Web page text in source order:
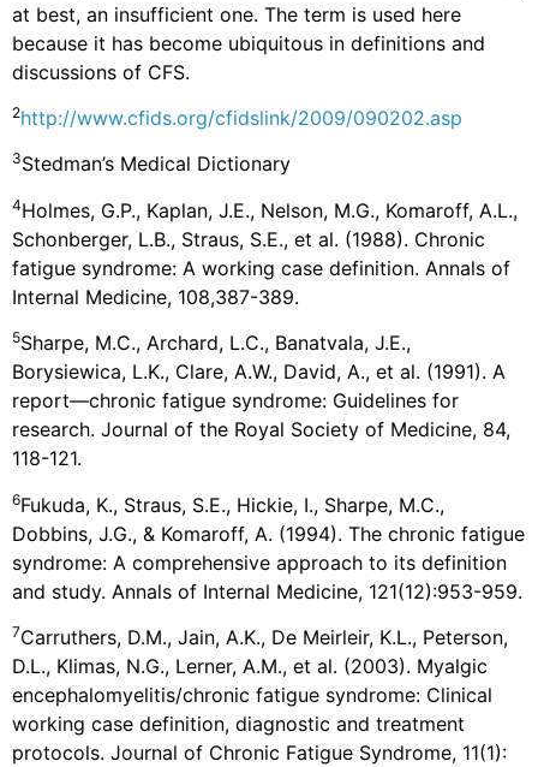
at best, an insufficient one. The term is used here
because it has become ubiquitous in definitions and
discussions of CFS.
2http://www.cfids.org/cfidslink/2009/090202.asp
3Stedman’s Medical Dictionary
4Holmes, G.P., Kaplan, J.E., Nelson, M.G., Komaroff, A.L.,
Schonberger, L.B., Straus, S.E., et al. (1988). Chronic
fatigue syndrome: A working case definition. Annals of
Internal Medicine, 108,387-389.
5Sharpe, M.C., Archard, L.C., Banatvala, J.E.,
Borysiewica, L.K., Clare, A.W., David, A., et al. (1991). A
report—chronic fatigue syndrome: Guidelines for
research. Journal of the Royal Society of Medicine, 84,
118-121.
6Fukuda, K., Straus, S.E., Hickie, I., Sharpe, M.C.,
Dobbins, J.G., & Komaroff, A. (1994). The chronic fatigue
syndrome: A comprehensive approach to its definition
and study. Annals of Internal Medicine, 121(12):953-959.
7Carruthers, D.M., Jain, A.K., De Meirleir, K.L., Peterson,
D.L., Klimas, N.G., Lerner, A.M., et al. (2003). Myalgic
encephalomyelitis/chronic fatigue syndrome: Clinical
working case definition, diagnostic and treatment
protocols. Journal of Chronic Fatigue Syndrome, 11(1):